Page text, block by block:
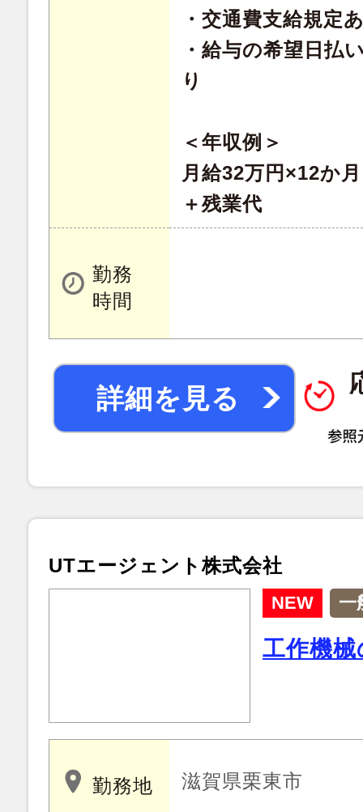
・交通費支給規定
・給与の希望日払
り
＜年収例＞
月給32万円×12か
＋残業代
勤務
時間
詳細を見る
UTエージェント株式会社
NEW 一
工作機
勤務地 滋賀県栗東市